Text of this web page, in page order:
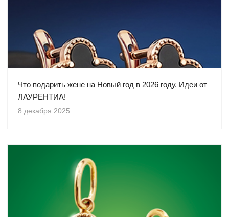
Что подарить жене на Новый год в 2026 году. Идеи от
ЛАУРЕНТИА!
8 декабря 2025